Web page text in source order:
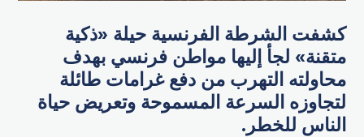
كشفت الشرطة الفرنسية حيلة «ذكية
متقنة» لجأ إليها مواطن فرنسي بهدف
محاولته التهرب من دفع غرامات طائلة
لتجاوزه السرعة المسموحة وتعريض حياة
الناس للخطر.